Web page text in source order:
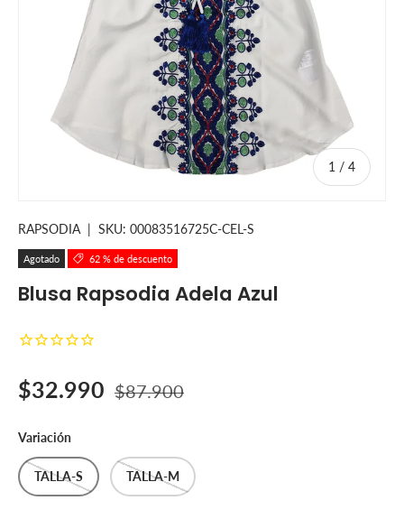
1 / de
4
RAPSODIA | SKU: 00083516725C-CEL-S
Agotado 62 % de descuento
Blusa Rapsodia Adela Azul
Precio de venta
$32.990 Precio normal
$87.900
Variación
TALLA-S TALLA-M